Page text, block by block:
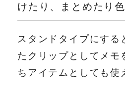
けたり、まとめたり
スタンドタイプにす
たクリップとしてメ
ちアイテムとしても使